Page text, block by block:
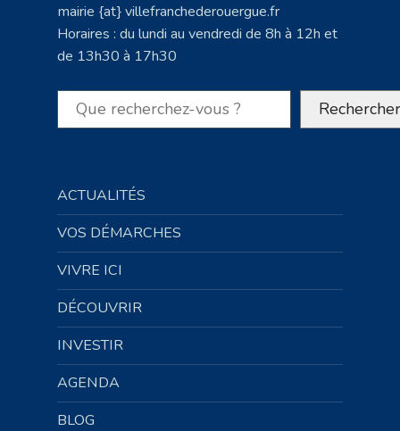
mairie {at} villefranchederouergue.fr
Horaires : du lundi au vendredi de 8h à 12h et
de 13h30 à 17h30
Rechercher Rechercher
ACTUALITÉS
VOS DÉMARCHES
VIVRE ICI
DÉCOUVRIR
INVESTIR
AGENDA
BLOG